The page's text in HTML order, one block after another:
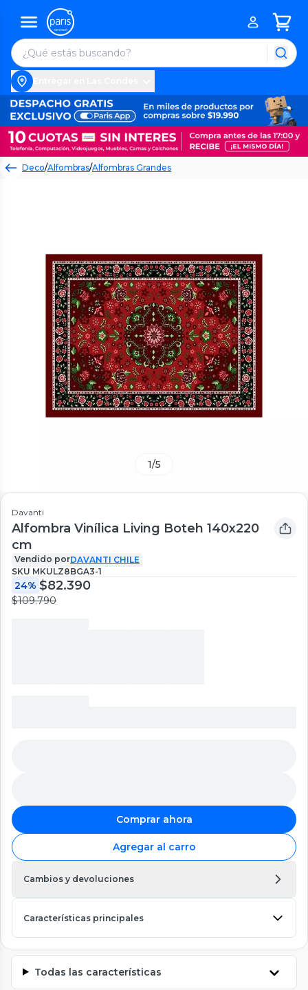
Deco/Alfombras/Alfombras Grandes
1/5
Davanti
Alfombra Vinílica Living Boteh 140x220
cm
Vendido porDAVANTI CHILE
SKU MKULZ8BGA3-1
24% $82.390
$109.790
Comprar ahora
Agregar al carro
Cambios y devoluciones
Características principales
Todas las características